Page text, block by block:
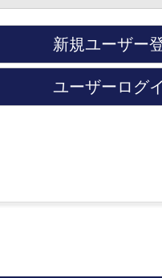
新規ユーザー
ユーザーログ